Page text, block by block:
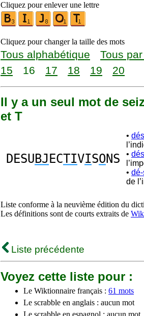
Cliquez pour enlever une lettre
Cliquez pour changer la taille des mots
Tous alphabétique Tous
15
16 17 18 19 20
Il y a un seul mot de
et T
DESUBJ ECTIVISONS
•
•
•
de
Liste conforme à la neuvième édition du
Les définitions sont de courts extraits de
Liste précédente
Voyez cette liste pour :
Le Wiktionnaire français : 61 mots
Le scrabble en anglais : aucun mot
Le scrabble en espagnol : aucun mot